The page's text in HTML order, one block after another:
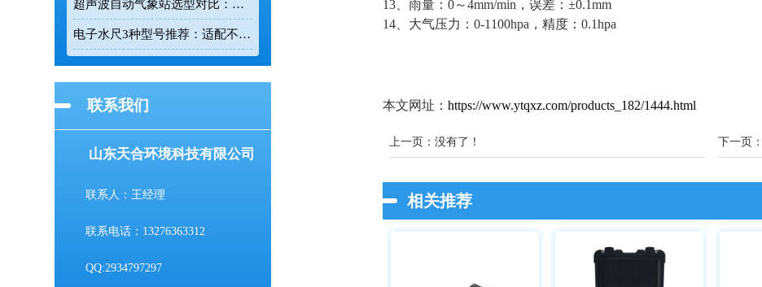
超声波自动气象站选型对比：云境天合 TH-CQX6 与天蔚 TW-CQX5 推荐
电子水尺3种型号推荐：适配不同水深监测场景
联系我们
山东天合环境科技有限公司
联系人：王经理
联系电话：13276363312
QQ:2934797297
13、雨量：0～4mm/min，误差：±0.1mm
14、大气压力：0-1100hpa，精度：0.1hpa
本文网址：https://www.ytqxz.com/products_182/1444.html
上一页：没有了！ 下一页：
相关推荐